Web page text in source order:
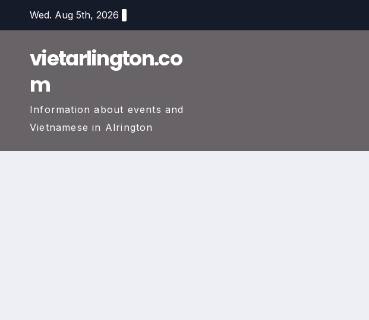
Wed. Aug 5th, 2026
vietarlington.co
m
Information about events and
Vietnamese in Alrington